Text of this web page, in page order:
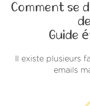
Comment se
Guide
Il existe plusieurs
emails